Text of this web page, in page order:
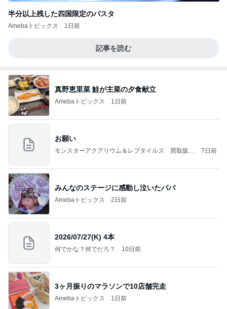
半分以上残した四国限定のパスタ
Amebaトピックス 1日前
記事を読む
真野恵里菜 鮭が主菜の夕食献立
Amebaトピックス 1日前
お願い
モンスターアクアリウム＆レプタイルズ 買取販売
7日前
みんなのステージに感動し泣いたパパ
Amebaトピックス 2日前
2026/07/27(K) 4本
何でかな？何でだろ？ 10日前
3ヶ月振りのマラソンで10店舗完走
Amebaトピックス 1日前